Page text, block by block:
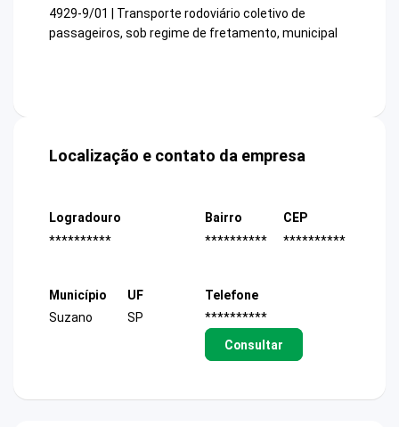
4929-9/01 | Transporte rodoviário coletivo de
passageiros, sob regime de fretamento, municipal
Localização e contato da empresa
Logradouro
**********
Bairro
**********
CEP
**********
Município
Suzano
UF
SP
Telefone
**********
Consultar